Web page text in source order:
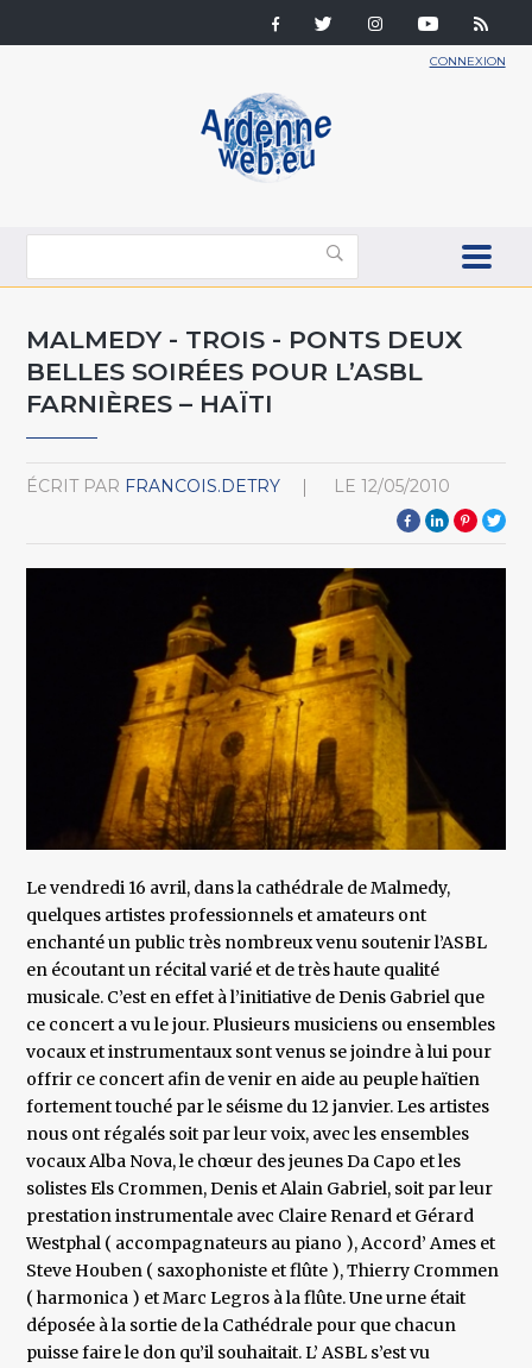
CONNEXION
MALMEDY - TROIS - PONTS DEUX
BELLES SOIRÉES POUR L’ASBL
FARNIÈRES – HAÏTI
ÉCRIT PAR FRANCOIS.DETRY LE 12/05/2010
Le vendredi 16 avril, dans la cathédrale de Malmedy,
quelques artistes professionnels et amateurs ont
enchanté un public très nombreux venu soutenir l’ASBL
en écoutant un récital varié et de très haute qualité
musicale. C’est en effet à l’initiative de Denis Gabriel que
ce concert a vu le jour. Plusieurs musiciens ou ensembles
vocaux et instrumentaux sont venus se joindre à lui pour
offrir ce concert afin de venir en aide au peuple haïtien
fortement touché par le séisme du 12 janvier. Les artistes
nous ont régalés soit par leur voix, avec les ensembles
vocaux Alba Nova, le chœur des jeunes Da Capo et les
solistes Els Crommen, Denis et Alain Gabriel, soit par leur
prestation instrumentale avec Claire Renard et Gérard
Westphal ( accompagnateurs au piano ), Accord’ Ames et
Steve Houben ( saxophoniste et flûte ), Thierry Crommen
( harmonica ) et Marc Legros à la flûte. Une urne était
déposée à la sortie de la Cathédrale pour que chacun
puisse faire le don qu’il souhaitait. L’ ASBL s’est vu